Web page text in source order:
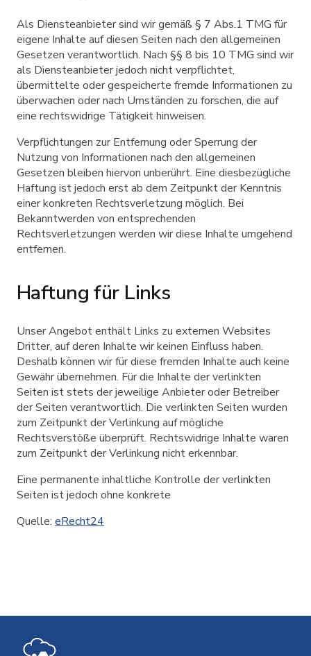
Als Diensteanbieter sind wir gemäß § 7 Abs.1 TMG für
eigene Inhalte auf diesen Seiten nach den allgemeinen
Gesetzen verantwortlich. Nach §§ 8 bis 10 TMG sind wir
als Diensteanbieter jedoch nicht verpflichtet,
übermittelte oder gespeicherte fremde Informationen zu
überwachen oder nach Umständen zu forschen, die auf
eine rechtswidrige Tätigkeit hinweisen.
Verpflichtungen zur Entfernung oder Sperrung der
Nutzung von Informationen nach den allgemeinen
Gesetzen bleiben hiervon unberührt. Eine diesbezügliche
Haftung ist jedoch erst ab dem Zeitpunkt der Kenntnis
einer konkreten Rechtsverletzung möglich. Bei
Bekanntwerden von entsprechenden
Rechtsverletzungen werden wir diese Inhalte umgehend
entfernen.
Haftung für Links
Unser Angebot enthält Links zu externen Websites
Dritter, auf deren Inhalte wir keinen Einfluss haben.
Deshalb können wir für diese fremden Inhalte auch keine
Gewähr übernehmen. Für die Inhalte der verlinkten
Seiten ist stets der jeweilige Anbieter oder Betreiber
der Seiten verantwortlich. Die verlinkten Seiten wurden
zum Zeitpunkt der Verlinkung auf mögliche
Rechtsverstöße überprüft. Rechtswidrige Inhalte waren
zum Zeitpunkt der Verlinkung nicht erkennbar.
Eine permanente inhaltliche Kontrolle der verlinkten
Seiten ist jedoch ohne konkrete
Quelle: eRecht24